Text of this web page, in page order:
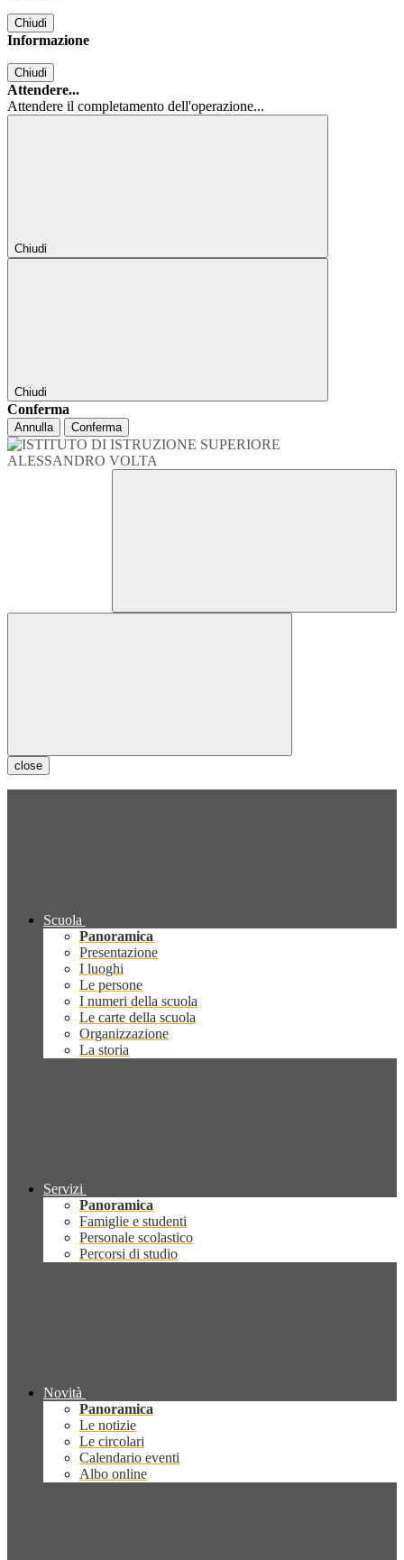
Chiudi
Informazione
Chiudi
Attendere...
Attendere il completamento dell'operazione...
Chiudi
Chiudi
Conferma
Annulla Conferma
close
Scuola
Panoramica
Presentazione
I luoghi
Le persone
I numeri della scuola
Le carte della scuola
Organizzazione
La storia
Servizi
Panoramica
Famiglie e studenti
Personale scolastico
Percorsi di studio
Novità
Panoramica
Le notizie
Le circolari
Calendario eventi
Albo online